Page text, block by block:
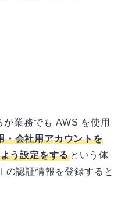
業務でも AWS を使用
・会社用アカウントを
う設定をするという体
の認証情報を登録すると